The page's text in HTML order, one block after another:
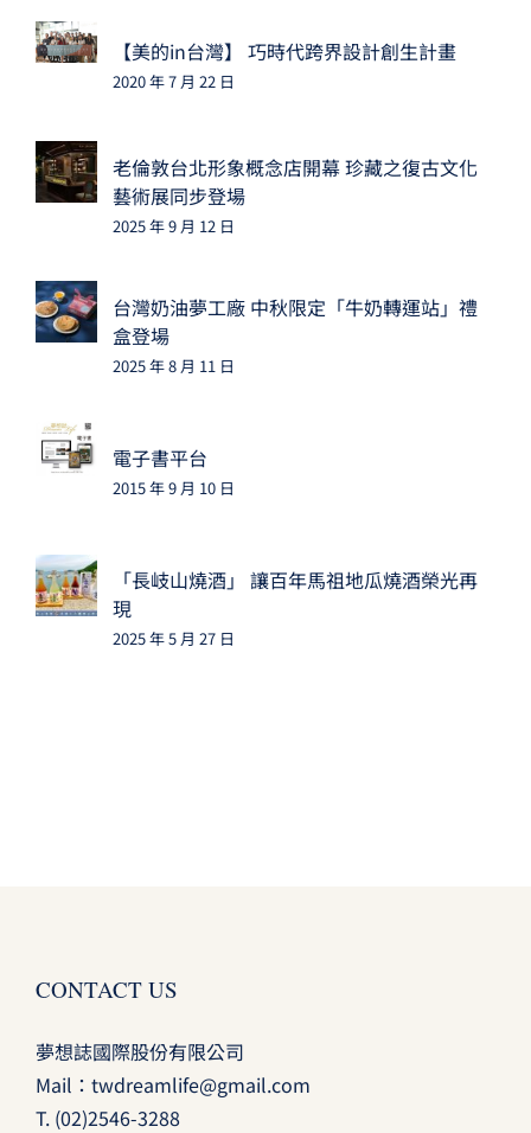
【美的in台灣】 巧時代跨界設計創生計畫
2020 年 7 月 22 日
老倫敦台北形象概念店開幕 珍藏之復古文化
藝術展同步登場
2025 年 9 月 12 日
台灣奶油夢工廠 中秋限定「牛奶轉運站」禮
盒登場
2025 年 8 月 11 日
電子書平台
2015 年 9 月 10 日
「長岐山燒酒」 讓百年馬祖地瓜燒酒榮光再
現
2025 年 5 月 27 日
CONTACT US
夢想誌國際股份有限公司
Mail： twdreamlife@gmail.com
T. (02)2546-3288